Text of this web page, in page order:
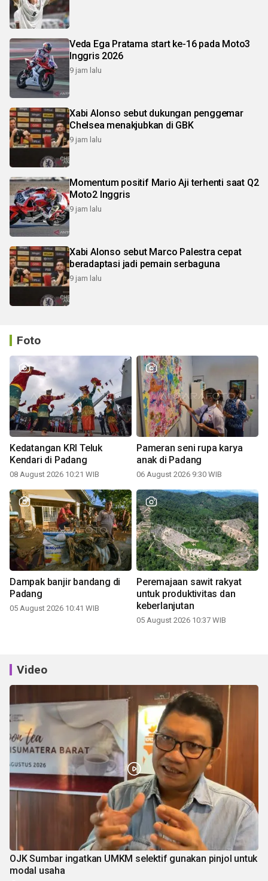
Veda Ega Pratama start ke-16 pada Moto3
Inggris 2026
9 jam lalu
Xabi Alonso sebut dukungan penggemar
Chelsea menakjubkan di GBK
9 jam lalu
Momentum positif Mario Aji terhenti saat Q2
Moto2 Inggris
9 jam lalu
Xabi Alonso sebut Marco Palestra cepat
beradaptasi jadi pemain serbaguna
9 jam lalu
Foto
Kedatangan KRI Teluk
Kendari di Padang
08 August 2026 10:21 WIB
Pameran seni rupa karya
anak di Padang
06 August 2026 9:30 WIB
Dampak banjir bandang di
Padang
05 August 2026 10:41 WIB
Peremajaan sawit rakyat
untuk produktivitas dan
keberlanjutan
05 August 2026 10:37 WIB
Video
OJK Sumbar ingatkan UMKM selektif gunakan pinjol untuk
modal usaha